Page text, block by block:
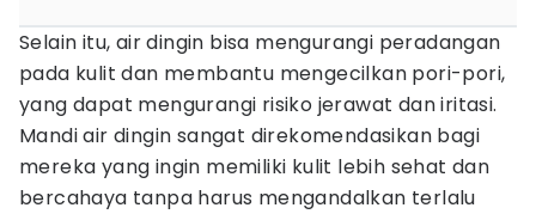
Selain itu, air dingin bisa mengurangi peradangan
pada kulit dan membantu mengecilkan pori-pori,
yang dapat mengurangi risiko jerawat dan iritasi.
Mandi air dingin sangat direkomendasikan bagi
mereka yang ingin memiliki kulit lebih sehat dan
bercahaya tanpa harus mengandalkan terlalu